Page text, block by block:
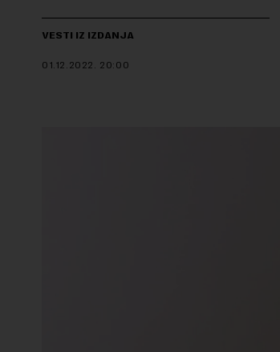
VESTI IZ IZDANJA
01.12.2022. 20:00